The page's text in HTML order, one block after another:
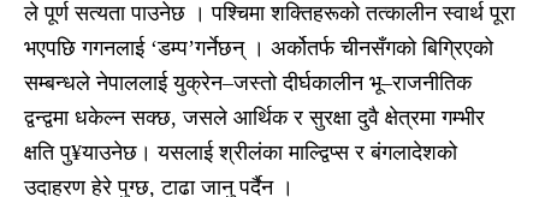
ले पूर्ण सत्यता पाउनेछ । पश्चिमा शक्तिहरूको तत्कालीन स्वार्थ पूरा
भएपछि गगनलाई ‘डम्प’गर्नेछन् । अर्कोतर्फ चीनसँगको बिग्रिएको
सम्बन्धले नेपाललाई युक्रेन–जस्तो दीर्घकालीन भू–राजनीतिक
द्वन्द्वमा धकेल्न सक्छ, जसले आर्थिक र सुरक्षा दुवै क्षेत्रमा गम्भीर
क्षति पु¥याउनेछ। यसलाई श्रीलंका माल्द्विप्स र बंगलादेशको
उदाहरण हेरे पुग्छ, टाढा जानु पर्दैन ।